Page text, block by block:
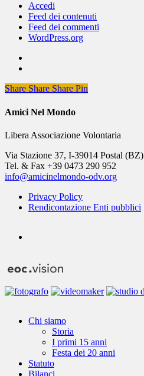
Accedi
Feed dei contenuti
Feed dei commenti
WordPress.org
Share
Share Share Share Pin
Amici Nel Mondo
Libera Associazione Volontaria
Via Stazione 37, I-39014 Postal (BZ)
Tel. & Fax +39 0473 290 952
info@amicinelmondo-odv.org
Privacy Policy
Rendicontazione Enti pubblici
Close
Chi siamo
Storia
I primi 15 anni
Festa dei 20 anni
Statuto
Bilanci